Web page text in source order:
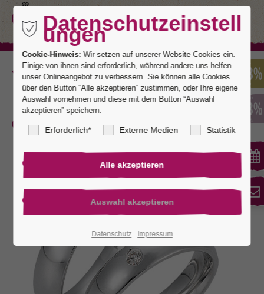
Zurück
Elegant 1
Datenschutzeinstell
ungen
Cookie-Hinweis: Wir setzen auf unserer Website Cookies ein.
Einige von ihnen sind erforderlich, während andere uns helfen
unser Onlineangebot zu verbessern. Sie können alle Cookies
über den Button “Alle akzeptieren” zustimmen, oder Ihre eigene
Auswahl vornehmen und diese mit dem Button “Auswahl
akzeptieren” speichern.
Erforderlich* Externe Medien Statistik
Datenschutz Impressum